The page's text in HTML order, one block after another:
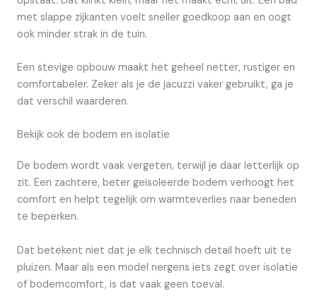
met slappe zijkanten voelt sneller goedkoop aan en oogt
ook minder strak in de tuin.
Een stevige opbouw maakt het geheel netter, rustiger en
comfortabeler. Zeker als je de jacuzzi vaker gebruikt, ga je
dat verschil waarderen.
Bekijk ook de bodem en isolatie
De bodem wordt vaak vergeten, terwijl je daar letterlijk op
zit. Een zachtere, beter geïsoleerde bodem verhoogt het
comfort en helpt tegelijk om warmteverlies naar beneden
te beperken.
Dat betekent niet dat je elk technisch detail hoeft uit te
pluizen. Maar als een model nergens iets zegt over isolatie
of bodemcomfort, is dat vaak geen toeval.